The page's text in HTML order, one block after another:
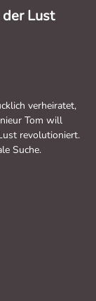
Lust
verheiratet,
Tom will
revolutioniert.
Suche.